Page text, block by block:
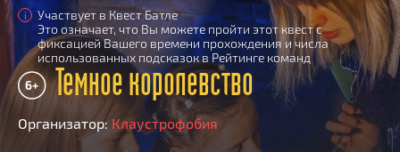
РЕЙТИНГ КОМАНД
Итоговый рейтинг
По количеству очков
По качеству игры
Список команд
ПОИСК КОМАНДЫ
КВЕСТ БАТЛ
О Квест Батле
Cashback
КВЕСТ В ПОДАРОК
i
Участвует в Квест Батле
Это означает, что Вы можете пройти этот квест с
фиксацией Вашего времени прохождения и числа
использованных подсказок в Рейтинге команд
Темное королевство
6+
Организатор: Клаустрофобия